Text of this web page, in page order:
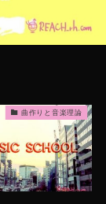
曲作りと音楽理論